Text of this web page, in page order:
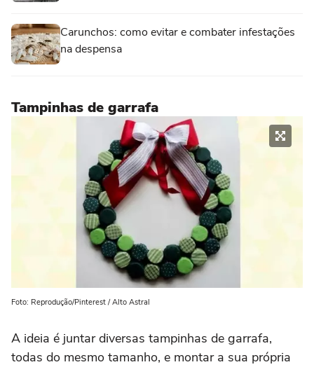
Carunchos: como evitar e combater infestações
na despensa
Tampinhas de garrafa
Foto: Reprodução/Pinterest / Alto Astral
A ideia é juntar diversas tampinhas de garrafa,
todas do mesmo tamanho, e montar a sua própria